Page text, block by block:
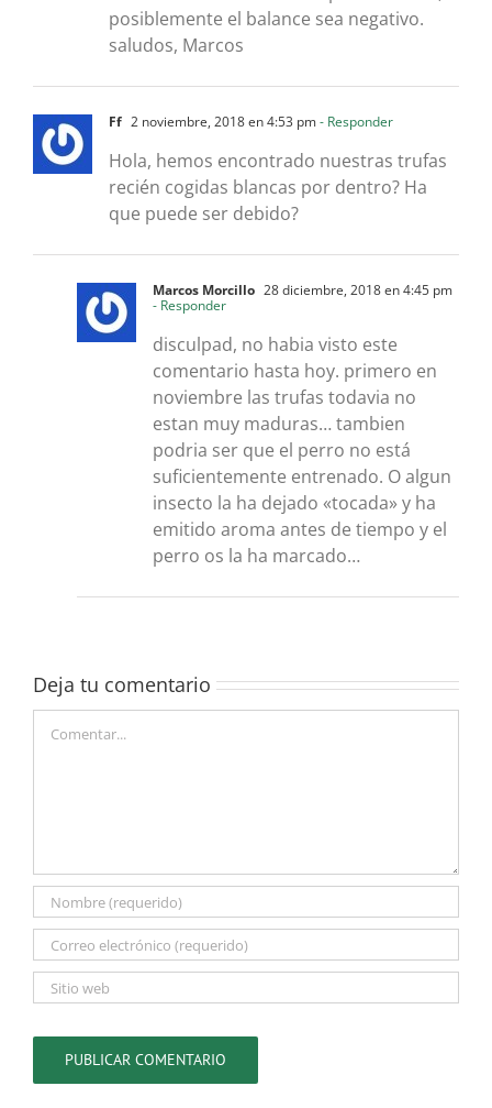
posiblemente el balance sea negativo.
saludos, Marcos
Ff 2 noviembre, 2018 en 4:53 pm- Responder
Hola, hemos encontrado nuestras trufas
recién cogidas blancas por dentro? Ha
que puede ser debido?
Marcos Morcillo 28 diciembre, 2018 en 4:45 pm
- Responder
disculpad, no habia visto este
comentario hasta hoy. primero en
noviembre las trufas todavia no
estan muy maduras… tambien
podria ser que el perro no está
suficientemente entrenado. O algun
insecto la ha dejado «tocada» y ha
emitido aroma antes de tiempo y el
perro os la ha marcado…
Deja tu comentario